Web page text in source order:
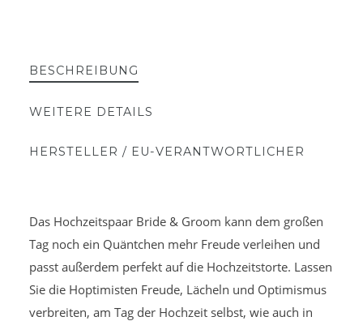
BESCHREIBUNG
WEITERE DETAILS
HERSTELLER / EU-VERANTWORTLICHER
Das Hochzeitspaar Bride & Groom kann dem großen
Tag noch ein Quäntchen mehr Freude verleihen und
passt außerdem perfekt auf die Hochzeitstorte. Lassen
Sie die Hoptimisten Freude, Lächeln und Optimismus
verbreiten, am Tag der Hochzeit selbst, wie auch in